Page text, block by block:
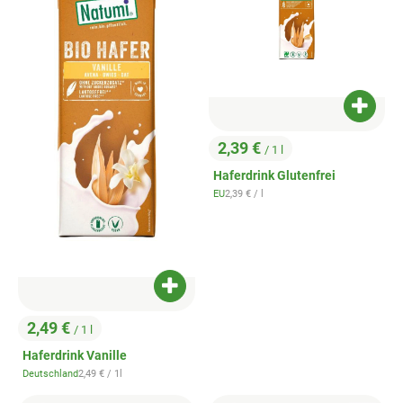
, Preis:
2,49 € / 1 l
Haferdrink Vanille
, Herkunft:
Deutschland, Referenzpreis:
2,49 € / 1l
Produkt zum Warenkorb hinzufügen
, Preis:
2,39 € / 1 l
Haferdrink Glutenfrei
, Herkunft:
EU, Referenzpreis:
2,39 € / l